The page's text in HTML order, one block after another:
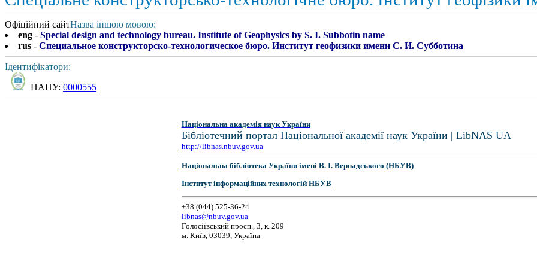
Офіційний сайтНазва іншою мовою:
eng - Special design and technology bureau. Institute of Geophysics by S. I. Subbotin name
rus - Специальное конструкторско-технологическое бюро. Институт геофизики имени С. И. Субботина
Ідентифікатори:
НАНУ: 0000555
Національна академія наук України
Бібліотечний портал Національної академії наук України | LibNAS UA
http://libnas.nbuv.gov.ua
Національна бібліотека України імені В. І. Вернадського (НБУВ)
Інститут інформаційних технологій НБУВ
+38 (044) 525-36-24
libnas@nbuv.gov.ua
Голосіївський просп., 3, к. 209
м. Київ, 03039, Україна